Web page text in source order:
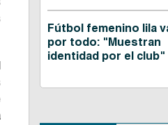
Fútbol femenino lila
por todo: "Muestran
identidad por el club"